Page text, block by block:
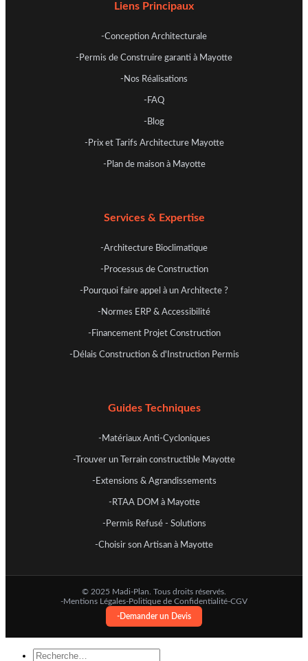
Liens Principaux
-Conception Architecturale
-Permis de Construire garanti à Mayotte
-Nos Réalisations
-FAQ
-Blog
-Prix et Tarifs Architecture Mayotte
-Plan de maison à Mayotte
Services & Expertise
-Architecture Bioclimatique
-Processus de Construction
-Pourquoi faire appel à un Architecte ?
-Normes ERP & Accessibilité
-Financement Projet Construction
-Délais Construction & d'Instruction Permis
Guides Techniques
-Matériaux Anti-Cycloniques
-Trouver un Terrain constructible Mayotte
-Extensions & Agrandissements
-RTAA DOM à Mayotte
-Permis Refusé - Solutions
-Choisir son Artisan à Mayotte
© 2025 Madi-Plan. Tous droits réservés.
-Mentions Légales-Politique de Confidentialité-CGV
-Demander un Devis
Recherche